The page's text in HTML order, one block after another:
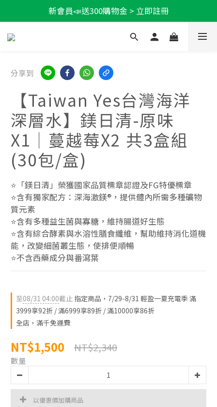
輕盈一夏★滿額86折
新會員📣送300購物金 > 立即註冊
加LINE好友★領100折價券
分享到
【Taiwan Yes台灣海洋
深層水】鎂日清-原味
X1│蔓越莓X2 共3盒組
(30包/盒)
⭐「鎂日清」榮獲國家品質標章認證及FG特優標章
⭐含有獨家配方：深海激鎂®，提供體內所需多種礦物
質元素
⭐含有多種益生菌與寡糖，維持腸道好生態
⭐含有綜合酵素與水溶性膳食纖維，幫助維持消化道機
能，改變細菌叢生態，使排便順暢
⭐不含西藥成分與番瀉葉
至08/31 04:00截止 指定商品，7/29-8/31 輕盈一夏充電季 滿
3999享92折 / 滿6999享89折 / 滿10000享86折
全店，滿千免運費
NT$1,500 NT$2,340
數量
以優惠價加購商品